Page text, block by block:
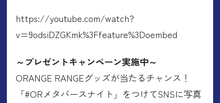
https://youtube.com/watch?
v=9odsiDZGKmk%3Ffeature%3Doembed
～プレゼントキャンペーン実施中～
ORANGE RANGEグッズが当たるチャンス！
「#ORメタバースナイト」をつけてSNSに写真